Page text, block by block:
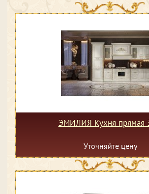
ЭМИЛИЯ Кухня прямая
Уточняйте цену